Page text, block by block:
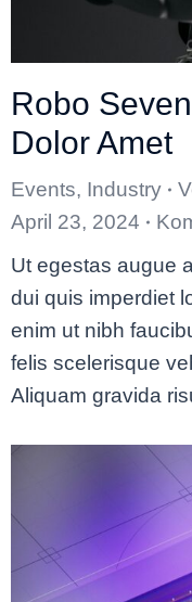
Robo
Dolor Amet
Events, Industry
April 23, 2024
Ut egestas augue
dui quis imperdiet
enim ut nibh
felis scelerisque
Aliquam gravida